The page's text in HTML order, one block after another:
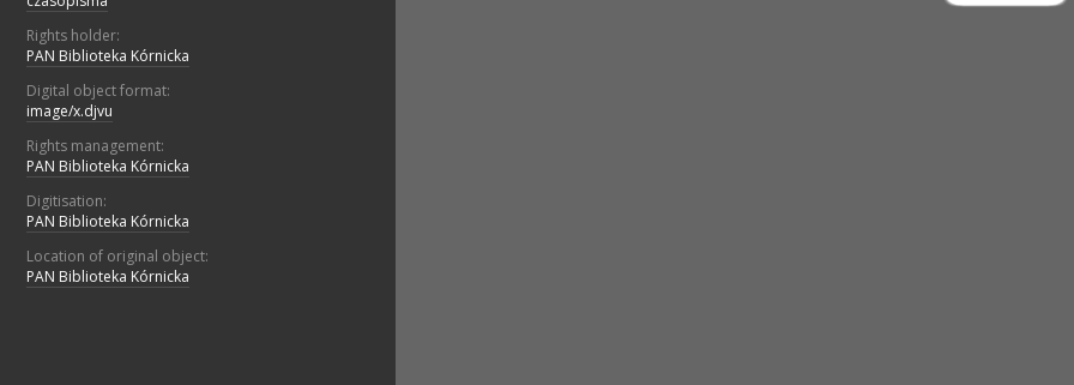
Rights holder:
PAN Biblioteka Kórnicka
Digital object format:
image/x.djvu
Rights management:
PAN Biblioteka Kórnicka
Digitisation:
PAN Biblioteka Kórnicka
Location of original object:
PAN Biblioteka Kórnicka